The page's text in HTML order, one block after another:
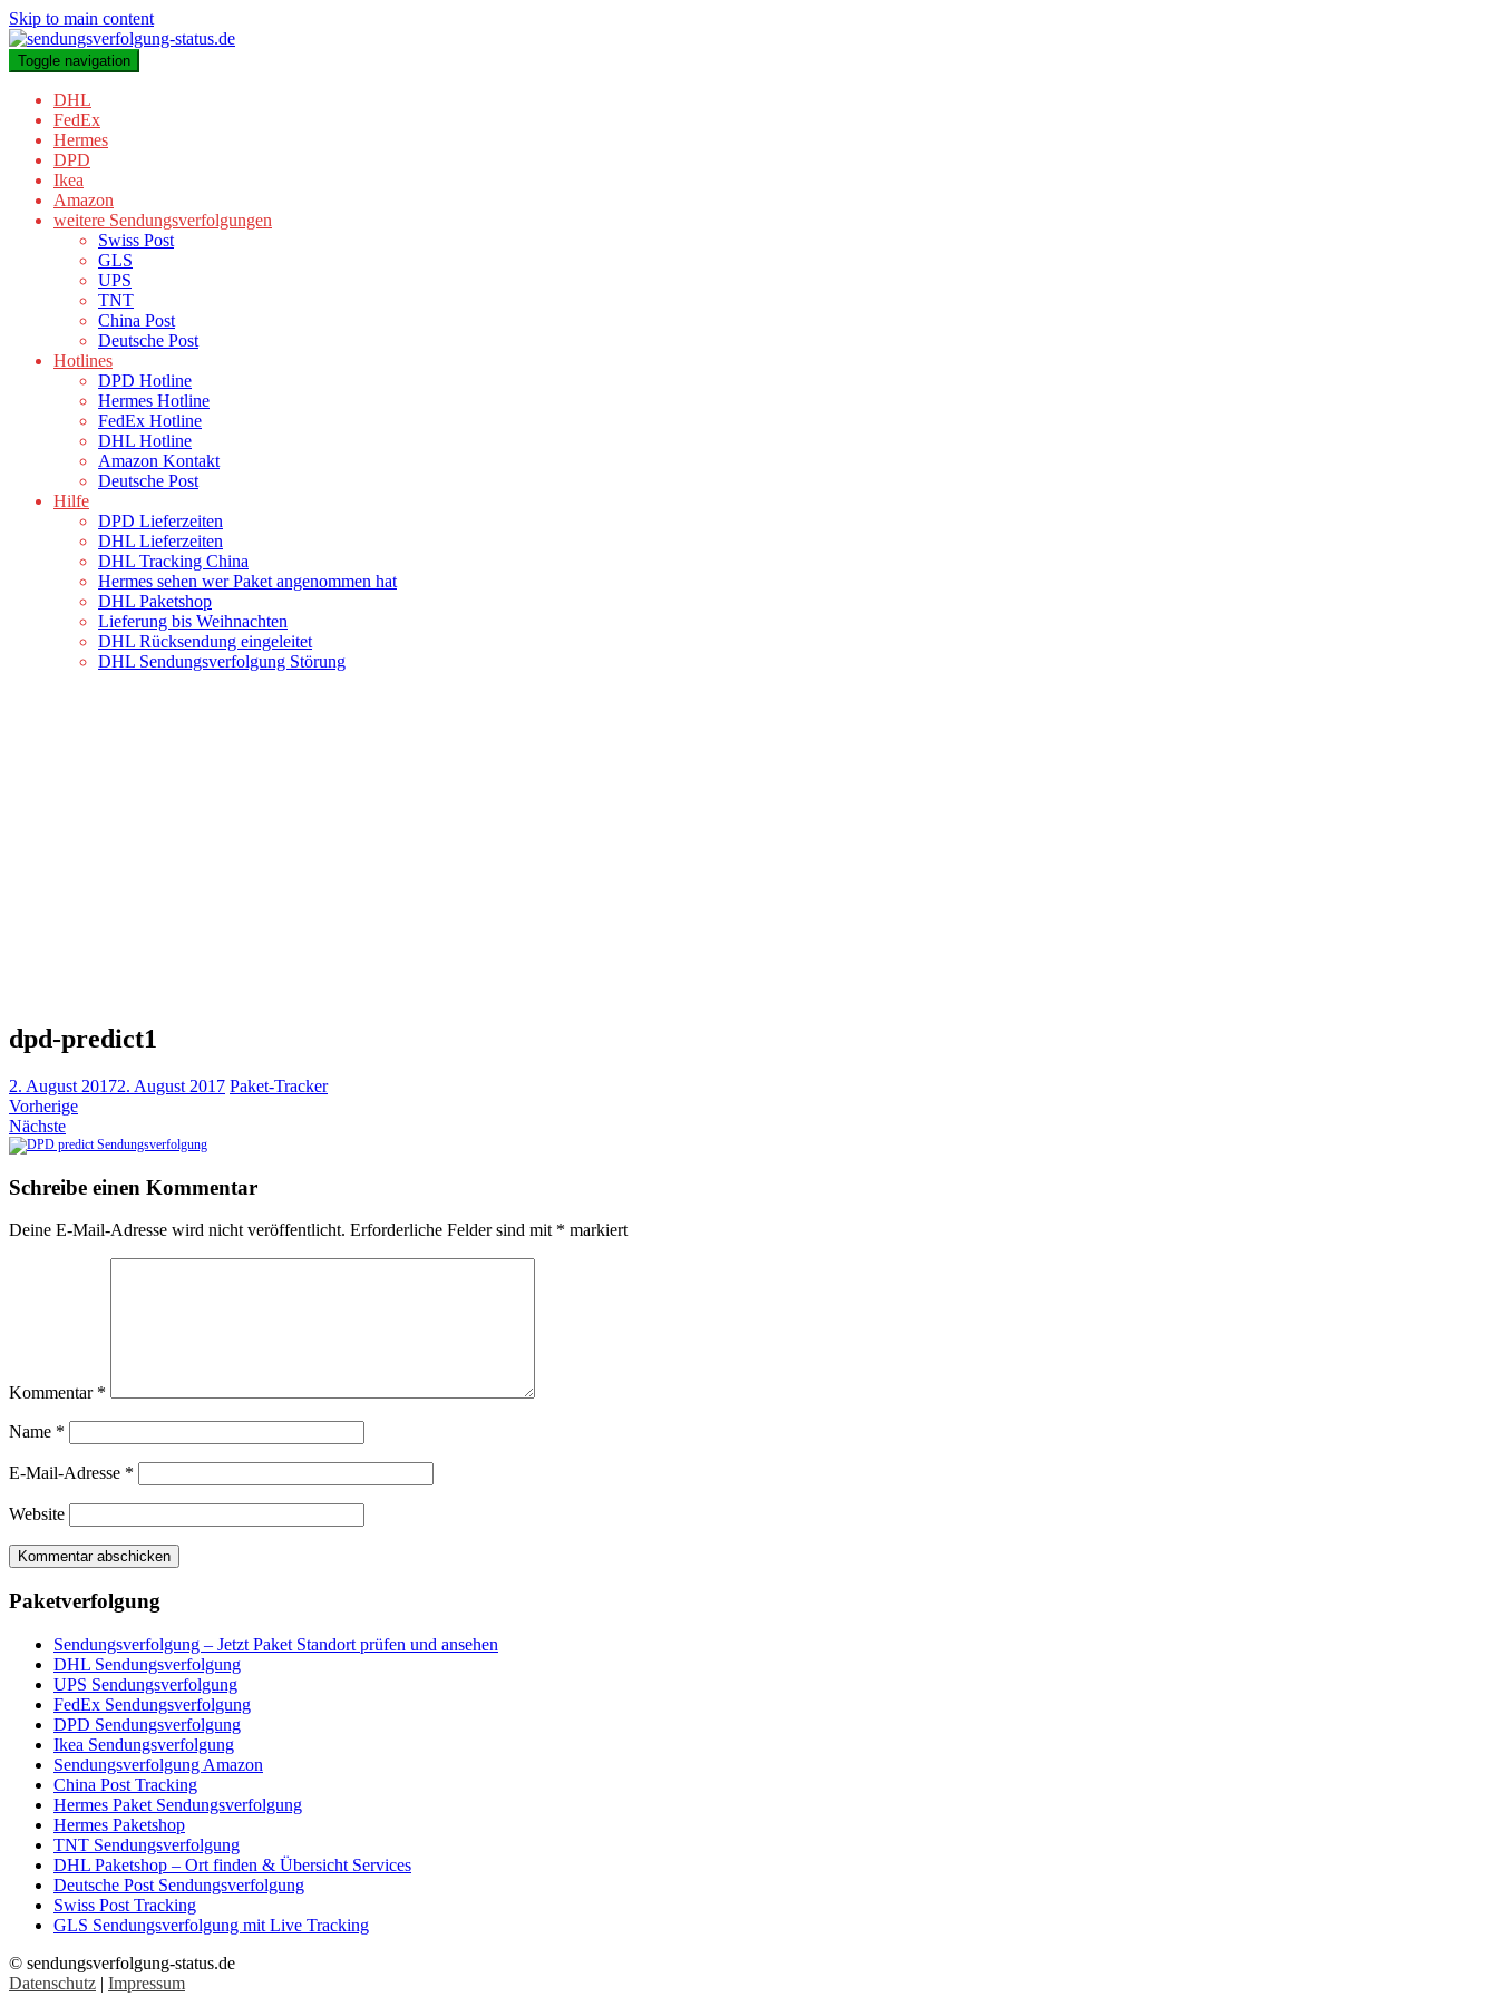
Skip to main content
Toggle navigation
DHL
FedEx
Hermes
DPD
Ikea
Amazon
weitere Sendungsverfolgungen
Swiss Post
GLS
UPS
TNT
China Post
Deutsche Post
Hotlines
DPD Hotline
Hermes Hotline
FedEx Hotline
DHL Hotline
Amazon Kontakt
Deutsche Post
Hilfe
DPD Lieferzeiten
DHL Lieferzeiten
DHL Tracking China
Hermes sehen wer Paket angenommen hat
DHL Paketshop
Lieferung bis Weihnachten
DHL Rücksendung eingeleitet
DHL Sendungsverfolgung Störung
dpd-predict1
2. August 20172. August 2017 Paket-Tracker
Vorherige
Nächste
Schreibe einen Kommentar
Deine E-Mail-Adresse wird nicht veröffentlicht. Erforderliche Felder sind mit * markiert
Kommentar *
Name *
E-Mail-Adresse *
Website
Paketverfolgung
Sendungsverfolgung – Jetzt Paket Standort prüfen und ansehen
DHL Sendungsverfolgung
UPS Sendungsverfolgung
FedEx Sendungsverfolgung
DPD Sendungsverfolgung
Ikea Sendungsverfolgung
Sendungsverfolgung Amazon
China Post Tracking
Hermes Paket Sendungsverfolgung
Hermes Paketshop
TNT Sendungsverfolgung
DHL Paketshop – Ort finden & Übersicht Services
Deutsche Post Sendungsverfolgung
Swiss Post Tracking
GLS Sendungsverfolgung mit Live Tracking
© sendungsverfolgung-status.de
Datenschutz | Impressum